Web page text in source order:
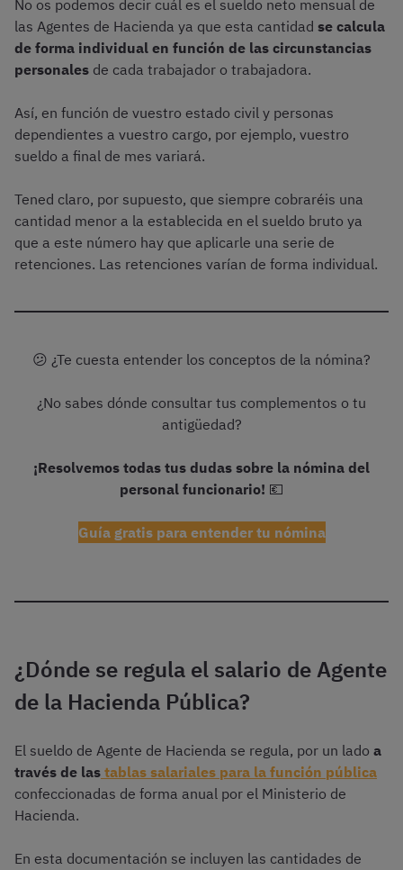
No os podemos decir cuál es el sueldo neto mensual de
las Agentes de Hacienda ya que esta cantidad se calcula
de forma individual en función de las circunstancias
personales de cada trabajador o trabajadora.
Así, en función de vuestro estado civil y personas
dependientes a vuestro cargo, por ejemplo, vuestro
sueldo a final de mes variará.
Tened claro, por supuesto, que siempre cobraréis una
cantidad menor a la establecida en el sueldo bruto ya
que a este número hay que aplicarle una serie de
retenciones. Las retenciones varían de forma individual.
😕 ¿Te cuesta entender los conceptos de la nómina?
¿No sabes dónde consultar tus complementos o tu
antigüedad?
¡Resolvemos todas tus dudas sobre la nómina del
personal funcionario! 💶
Guía gratis para entender tu nómina
¿Dónde se regula el salario de Agente
de la Hacienda Pública?
El sueldo de Agente de Hacienda se regula, por un lado a
través de las tablas salariales para la función pública
confeccionadas de forma anual por el Ministerio de
Hacienda.
En esta documentación se incluyen las cantidades de